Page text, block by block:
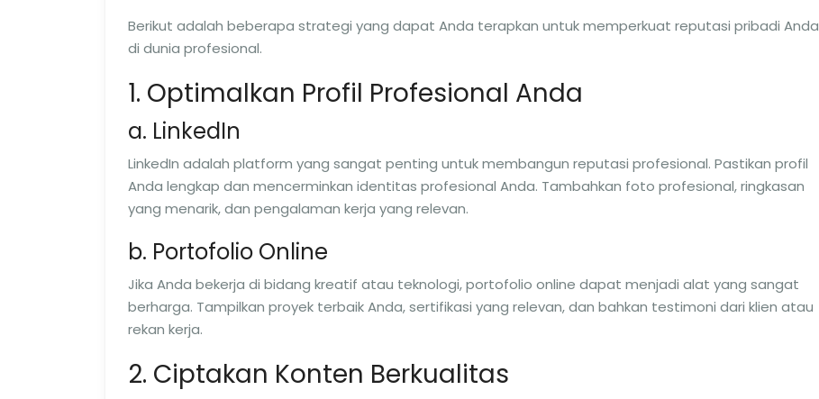
Berikut adalah beberapa strategi yang dapat Anda terapkan untuk memperkuat reputasi pribadi Anda
di dunia profesional.
1. Optimalkan Profil Profesional Anda
a. LinkedIn
LinkedIn adalah platform yang sangat penting untuk membangun reputasi profesional. Pastikan profil
Anda lengkap dan mencerminkan identitas profesional Anda. Tambahkan foto profesional, ringkasan
yang menarik, dan pengalaman kerja yang relevan.
b. Portofolio Online
Jika Anda bekerja di bidang kreatif atau teknologi, portofolio online dapat menjadi alat yang sangat
berharga. Tampilkan proyek terbaik Anda, sertifikasi yang relevan, dan bahkan testimoni dari klien atau
rekan kerja.
2. Ciptakan Konten Berkualitas